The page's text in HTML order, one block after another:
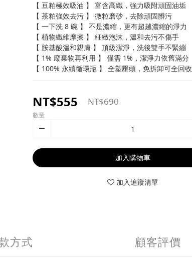
【 豆粕極效吸油 】 富含高纖，強力吸附頑固油垢
【 茶粕強效去污 】 微粒磨砂，去除頑固髒污
【 一下洗 8 碗 】 不是濃縮，更有超越濃縮的淨力
【 植物纖維摩擦 】 細緻泡沫，溫和去污不傷手
【 胺基酸溫和親膚 】 頂級潔淨，洗後雙手不緊繃
【 1% 廢棄物再利用 】 僅需 1%，潔淨力依舊滿分
【 100% 永續循環瓶 】 全塑壓頭，免拆卸可全回收
NT$555 NT$690
數量
加入購物車
加入追蹤清單
方式 顧客評價